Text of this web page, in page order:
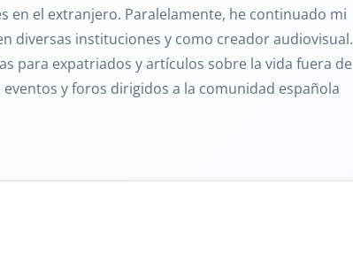
en el extranjero. Paralelamente, he continuado mi
diversas instituciones y como creador audiovisual.
para expatriados y artículos sobre la vida fuera de
y foros dirigidos a la comunidad española